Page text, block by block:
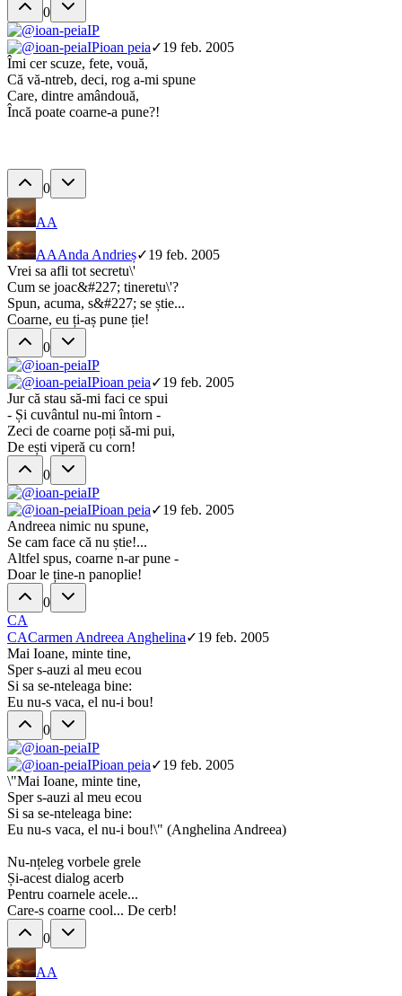
0
IP
IPioan peia✓19 feb. 2005
Îmi cer scuze, fete, vouă,
Că vă-ntreb, deci, rog a-mi spune
Care, dintre amândouă,
Încă poate coarne-a pune?!
0
AA
AAAnda Andrieș✓19 feb. 2005
Vrei sa afli tot secretu\'
Cum se joac&#227; tineretu\'?
Spun, acuma, s&#227; se știe...
Coarne, eu ți-aș pune ție!
0
IP
IPioan peia✓19 feb. 2005
Jur că stau să-mi faci ce spui
- Și cuvântul nu-mi întorn -
Zeci de coarne poți să-mi pui,
De ești viperă cu corn!
0
IP
IPioan peia✓19 feb. 2005
Andreea nimic nu spune,
Se cam face că nu știe!...
Altfel spus, coarne n-ar pune -
Doar le ține-n panoplie!
0
CA
CACarmen Andreea Anghelina✓19 feb. 2005
Mai Ioane, minte tine,
Sper s-auzi al meu ecou
Si sa se-nteleaga bine:
Eu nu-s vaca, el nu-i bou!
0
IP
IPioan peia✓19 feb. 2005
\"Mai Ioane, minte tine,
Sper s-auzi al meu ecou
Si sa se-nteleaga bine:
Eu nu-s vaca, el nu-i bou!\" (Anghelina Andreea)
Nu-nțeleg vorbele grele
Și-acest dialog acerb
Pentru coarnele acele...
Care-s coarne cool... De cerb!
0
AA